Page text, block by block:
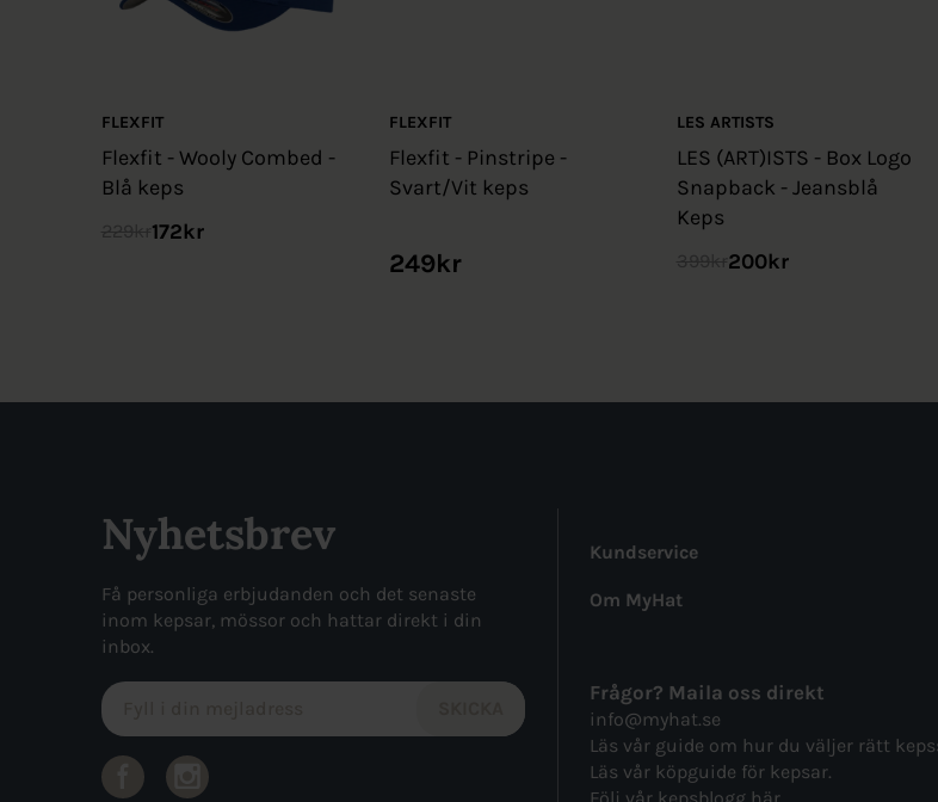
FLEXFIT
Flexfit - Wooly Combed -
Blå keps
172kr
FLEXFIT
Flexfit - Pinstripe -
Svart/Vit keps
249kr
LES ARTISTS
LES (ART)ISTS - Box Logo
Snapback - Jeansblå
Keps
200kr
Nyhetsbrev
Få personliga erbjudanden och det senaste
inom kepsar, mössor och hattar direkt i din
inbox.
Kundservice
Om MyHat
Frågor? Maila oss direkt
info@myhat.se
Läs vår guide om hur du väljer rätt
Läs vår köpguide för kepsar.